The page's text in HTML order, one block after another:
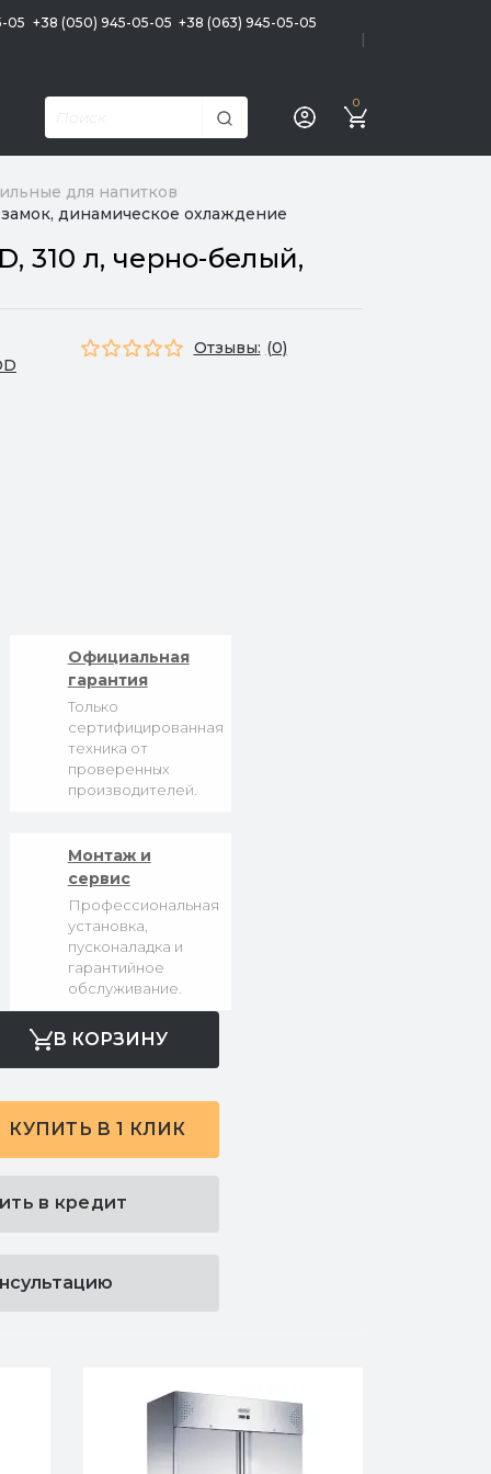
05 +38 (050) 945-05-05 +38 (063) 945-05-05
0
для напитков
динамическое охлаждение
310 л, черно-белый,
Отзывы: (0)
Официальная
гарантия
Только
сертифицированная
техника от
проверенных
производителей.
Монтаж и
сервис
Профессиональная
установка,
пусконаладка и
гарантийное
обслуживание.
В КОРЗИНУ
КУПИТЬ В 1 КЛИК
в кредит